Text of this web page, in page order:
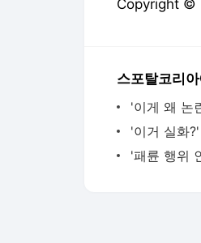
Copyright ©
스포탈코리